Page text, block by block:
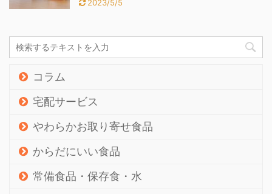
2023/5/5
コラム
宅配サービス
やわらかお取り寄せ食品
からだにいい食品
常備食品・保存食・水